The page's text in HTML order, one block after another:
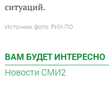
ситуаций.
Источник фото: РИА ПО
ВАМ БУДЕТ ИНТЕРЕСНО
Новости СМИ2